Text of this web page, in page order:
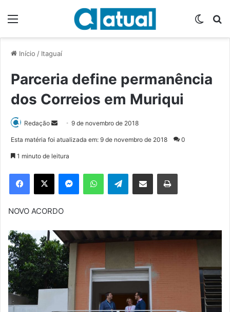
Início / Itaguaí
Parceria define permanência
dos Correios em Muriqui
Redação
d
e
m
e
m
a
i
l
9 de novembro de 2018
Esta matéria foi atualizada em: 9 de novembro de 2018 0
1 minuto de leitura
Telegram
NOVO ACORDO